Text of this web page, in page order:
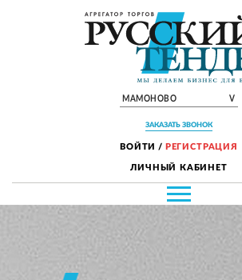
МАМОНОВО V
ЗАКАЗАТЬ ЗВОНОК
ВОЙТИ / РЕГИСТРАЦИЯ
ЛИЧНЫЙ КАБИНЕТ